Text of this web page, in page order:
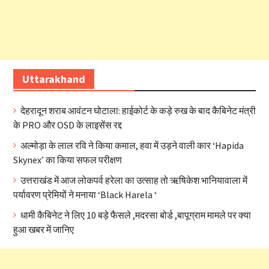
Uttarakhand
देहरादून शराब आवंटन घोटाला: हाईकोर्ट के कड़े रुख के बाद कैबिनेट मंत्री
के PRO और OSD के लाइसेंस रद्द
अल्मोड़ा के लाल रवि ने किया कमाल, हवा में उड़ने वाली कार ‘Hapida
Skynex’ का किया सफल परीक्षण
उत्तराखंड में आज लोकपर्व हरेला का उत्साह तो ऋषिकेश भानियावाला में
पर्यावरण प्रेमियों ने मनाया ‘Black Harela ‘
धामी कैबिनेट ने लिए 10 बड़े फैसले ,मदरसा बोर्ड ,बापूग्राम मामले पर क्या
हुआ खबर में जानिए